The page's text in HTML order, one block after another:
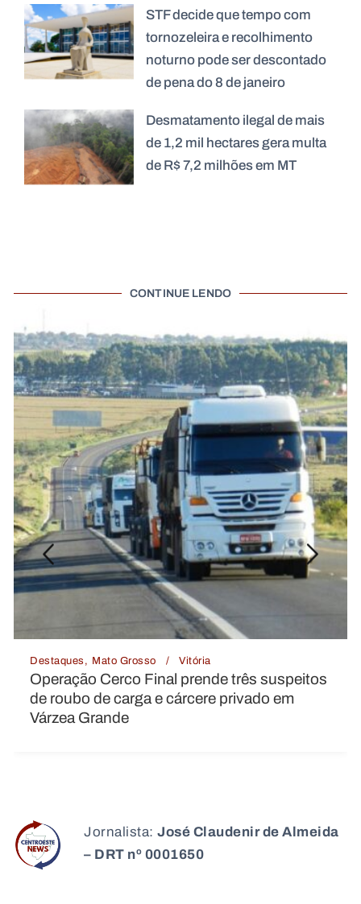
STF decide que tempo com
tornozeleira e recolhimento
noturno pode ser descontado
de pena do 8 de janeiro
Desmatamento ilegal de mais
de 1,2 mil hectares gera multa
de R$ 7,2 milhões em MT
CONTINUE LENDO
três suspeitos
em
Destaques
TSE cria conselho para
IA e desinformação nas
Jornalista: José Claudenir de Almeida
– DRT nº 0001650